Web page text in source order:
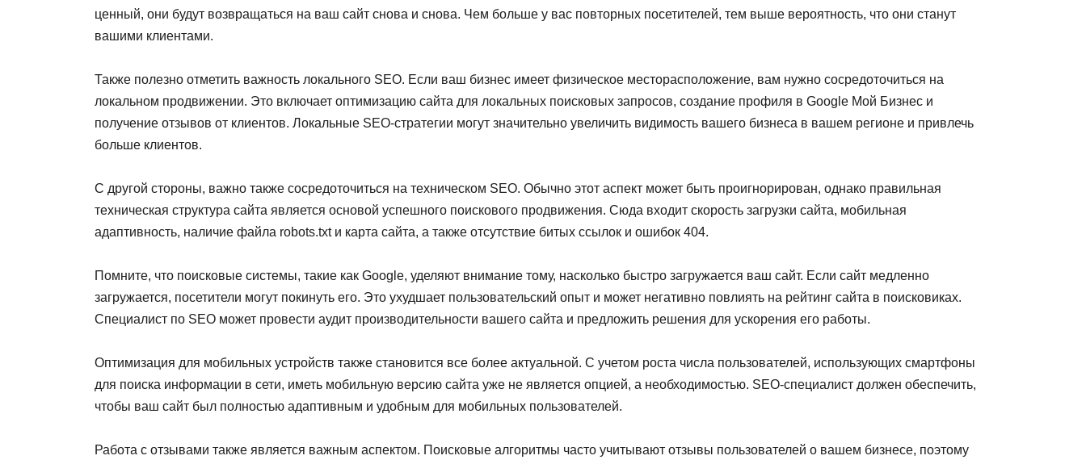
ценный, они будут возвращаться на ваш сайт снова и снова. Чем больше у вас повторных посетителей, тем выше вероятность, что они станут
вашими клиентами.
Также полезно отметить важность локального SEO. Если ваш бизнес имеет физическое месторасположение, вам нужно сосредоточиться на
локальном продвижении. Это включает оптимизацию сайта для локальных поисковых запросов, создание профиля в Google Мой Бизнес и
получение отзывов от клиентов. Локальные SEO-стратегии могут значительно увеличить видимость вашего бизнеса в вашем регионе и привлечь
больше клиентов.
С другой стороны, важно также сосредоточиться на техническом SEO. Обычно этот аспект может быть проигнорирован, однако правильная
техническая структура сайта является основой успешного поискового продвижения. Сюда входит скорость загрузки сайта, мобильная
адаптивность, наличие файла robots.txt и карта сайта, а также отсутствие битых ссылок и ошибок 404.
Помните, что поисковые системы, такие как Google, уделяют внимание тому, насколько быстро загружается ваш сайт. Если сайт медленно
загружается, посетители могут покинуть его. Это ухудшает пользовательский опыт и может негативно повлиять на рейтинг сайта в поисковиках.
Специалист по SEO может провести аудит производительности вашего сайта и предложить решения для ускорения его работы.
Оптимизация для мобильных устройств также становится все более актуальной. С учетом роста числа пользователей, использующих смартфоны
для поиска информации в сети, иметь мобильную версию сайта уже не является опцией, а необходимостью. SEO-специалист должен обеспечить,
чтобы ваш сайт был полностью адаптивным и удобным для мобильных пользователей.
Работа с отзывами также является важным аспектом. Поисковые алгоритмы часто учитывают отзывы пользователей о вашем бизнесе, поэтому